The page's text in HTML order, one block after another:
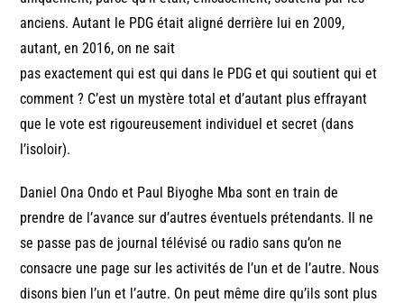
anciens. Autant le PDG était aligné derrière lui en 2009,
autant, en 2016, on ne sait
pas exactement qui est qui dans le PDG et qui soutient qui et
comment ? C’est un mystère total et d’autant plus effrayant
que le vote est rigoureusement individuel et secret (dans
l’isoloir).
Daniel Ona Ondo et Paul Biyoghe Mba sont en train de
prendre de l’avance sur d’autres éventuels prétendants. Il ne
se passe pas de journal télévisé ou radio sans qu’on ne
consacre une page sur les activités de l’un et de l’autre. Nous
disons bien l’un et l’autre. On peut même dire qu’ils sont plus